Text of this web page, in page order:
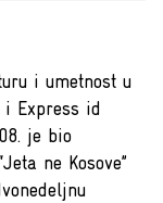
i umetnost u
i Express id
je bio
ne Kosove”